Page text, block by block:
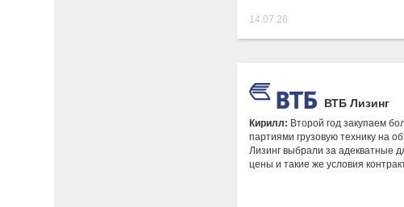
14.07.26
ВТБ Лизинг
Кирилл: Второй год закупаем
партиями грузовую технику на
Лизинг выбрали за адекватные
цены и такие же условия